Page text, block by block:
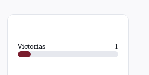
Victorias 1